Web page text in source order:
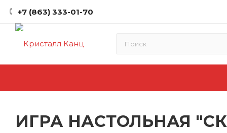
+7 (863) 333-01-70
ИГРА НАСТОЛЬНАЯ